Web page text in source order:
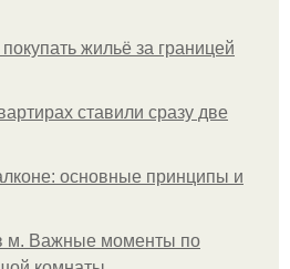
жильё за границей
ставили сразу две
основные принципы и
м. Важные моменты по